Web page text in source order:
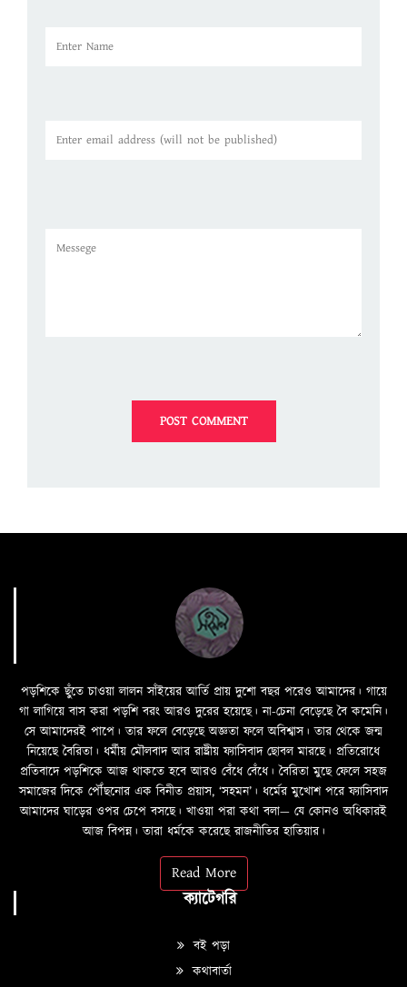
পড়শিকে ছুঁতে চাওয়া লালন সাঁইয়ের আর্তি প্রায় দুশো বছর পরেও আমাদের। গায়ে
গা লাগিয়ে বাস করা পড়শি বরং আরও দুরের হয়েছে। না-চেনা বেড়েছে বৈ কমেনি।
সে আমাদেরই পাপে। তার ফলে বেড়েছে অজ্ঞতা ফলে অবিশ্বাস। তার থেকে জন্ম
নিয়েছে বৈরিতা। ধর্মীয় মৌলবাদ আর রাষ্ট্রীয় ফ্যাসিবাদ ছোবল মারছে। প্রতিরোধে
প্রতিবাদে পড়শিকে আজ থাকতে হবে আরও বেঁধে বেঁধে। বৈরিতা মুছে ফেলে সহজ
সমাজের দিকে পৌঁছনোর এক বিনীত প্রয়াস, ‘সহমন’। ধর্মের মুখোশ পরে ফ্যাসিবাদ
আমাদের ঘাড়ের ওপর চেপে বসছে। খাওয়া পরা কথা বলা—­­ যে কোনও অধিকারই
আজ বিপন্ন। তারা ধর্মকে করেছে রাজনীতির হাতিয়ার।
Read More
ক্যাটেগরি
বই পড়া
কথাবার্তা